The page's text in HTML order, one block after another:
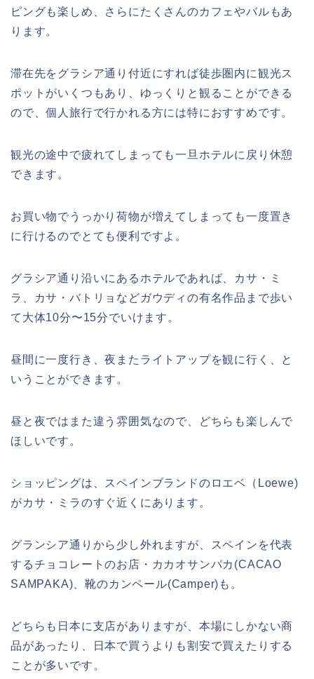
ピングも楽しめ、さらにたくさんのカフェやバルもあ
ります。
滞在先をグラシア通り付近にすれば徒歩圏内に観光ス
ポットがいくつもあり、ゆっくりと観ることができる
ので、個人旅行で行かれる方には特におすすめです。
観光の途中で疲れてしまっても一旦ホテルに戻り休憩
できます。
お買い物でうっかり荷物が増えてしまっても一度置き
に行けるのでとても便利ですよ。
グラシア通り沿いにあるホテルであれば、カサ・ミ
ラ、カサ・バトリョなどガウディの有名作品まで歩い
て大体10分〜15分でいけます。
昼間に一度行き、夜またライトアップを観に行く、と
いうことができます。
昼と夜ではまた違う雰囲気なので、どちらも楽しんで
ほしいです。
ショッピングは、スペインブランドのロエベ（Loewe)
がカサ・ミラのすぐ近くにあります。
グランシア通りから少し外れますが、スペインを代表
するチョコレートのお店・カカオサンパカ(CACAO
SAMPAKA)、靴のカンペール(Camper)も。
どちらも日本に支店がありますが、本場にしかない商
品があったり、日本で買うよりも割安で買えたりする
ことが多いです。